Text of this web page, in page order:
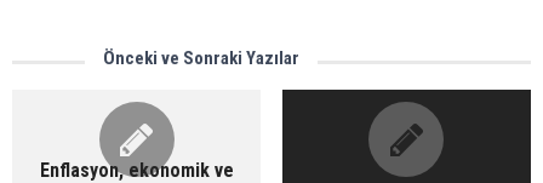
Önceki ve Sonraki Yazılar
Enflasyon, ekonomik ve